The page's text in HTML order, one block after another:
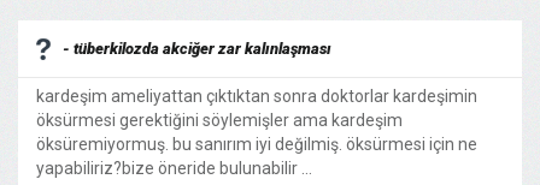
- tüberkilozda akciğer zar kalınlaşması
kardeşim ameliyattan çıktıktan sonra doktorlar kardeşimin
öksürmesi gerektiğini söylemişler ama kardeşim
öksüremiyormuş. bu sanırım iyi değilmiş. öksürmesi için ne
yapabiliriz?bize öneride bulunabilir ...